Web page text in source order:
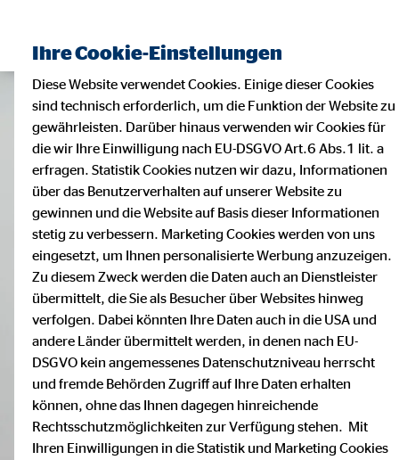
Ihre Cookie-Einstellungen
Diese Website verwendet Cookies. Einige dieser Cookies
sind technisch erforderlich, um die Funktion der Website zu
gewährleisten. Darüber hinaus verwenden wir Cookies für
die wir Ihre Einwilligung nach EU-DSGVO Art.6 Abs.1 lit. a
erfragen. Statistik Cookies nutzen wir dazu, Informationen
über das Benutzerverhalten auf unserer Website zu
gewinnen und die Website auf Basis dieser Informationen
stetig zu verbessern. Marketing Cookies werden von uns
eingesetzt, um Ihnen personalisierte Werbung anzuzeigen.
Zu diesem Zweck werden die Daten auch an Dienstleister
übermittelt, die Sie als Besucher über Websites hinweg
verfolgen. Dabei könnten Ihre Daten auch in die USA und
andere Länder übermittelt werden, in denen nach EU-
DSGVO kein angemessenes Datenschutzniveau herrscht
und fremde Behörden Zugriff auf Ihre Daten erhalten
können, ohne das Ihnen dagegen hinreichende
Rechtsschutzmöglichkeiten zur Verfügung stehen. Mit
Ihren Einwilligungen in die Statistik und Marketing Cookies